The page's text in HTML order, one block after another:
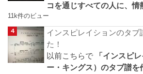
コを通じすべての人に、情
11k件のビュー
インスピレイションのタブ
た！
以前こちらで
「インスピ
ー・キングス）のタブ譜を